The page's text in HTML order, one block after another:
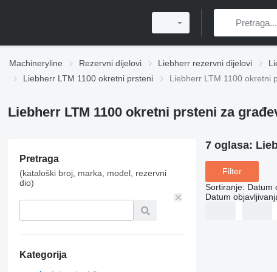
Machineryline Rezervni dijelovi Liebherr rezervni dijelovi
Liebherr LTM 1100 okretni prsteni
Liebherr LTM 1100 okretni
Liebherr LTM 1100 okretni prsteni za
Pretraga
(kataloški broj, marka, model, rezervni
dio)
Kategorija
7 oglasa:
Filter
Sortiranje: Datum
Datum